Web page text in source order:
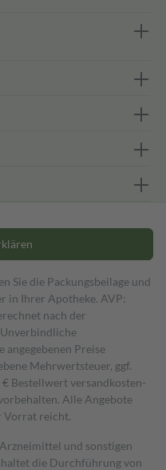
Sie die Packungsbeilage und
in Ihrer Apotheke. AVP:
nach der
angegebenen Preise
Mehrwertsteuer, ggf.
€ Bestell­wert versand­kosten­
Alle Angebote
Vorrat reicht.
und sonstigen
die Durchführung von